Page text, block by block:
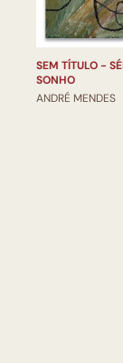
SEM TÍTULO -
SONHO
ANDRÉ MENDES